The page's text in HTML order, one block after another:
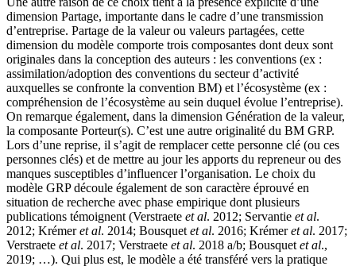
dimension Partage, importante dans le cadre d’une transmission
d’entreprise. Partage de la valeur ou valeurs partagées, cette
dimension du modèle comporte trois composantes dont deux sont
originales dans la conception des auteurs : les conventions (ex :
assimilation/adoption des conventions du secteur d’activité
auxquelles se confronte la convention BM) et l’écosystème (ex :
compréhension de l’écosystème au sein duquel évolue l’entreprise).
On remarque également, dans la dimension Génération de la valeur,
la composante Porteur(s). C’est une autre originalité du BM GRP.
Lors d’une reprise, il s’agit de remplacer cette personne clé (ou ces
personnes clés) et de mettre au jour les apports du repreneur ou des
manques susceptibles d’influencer l’organisation. Le choix du
modèle GRP découle également de son caractère éprouvé en
situation de recherche avec phase empirique dont plusieurs
publications témoignent (Verstraete et al. 2012; Servantie et al.
2012; Krémeret al. 2014; Bousquet et al. 2016; Krémeret al. 2017;
Verstraete et al. 2017; Verstraete et al. 2018 a/b; Bousquet et al.,
2019; …). Qui plus est, le modèle a été transféré vers la pratique